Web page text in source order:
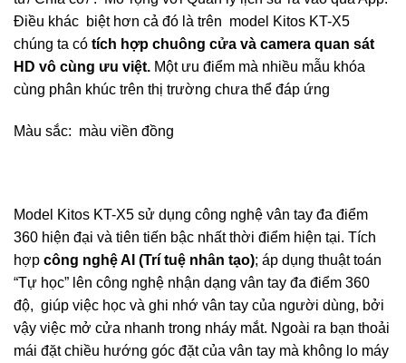
Điều khác biệt hơn cả đó là trên model Kitos KT-X5
chúng ta có tích hợp chuông cửa và camera quan sát
HD vô cùng ưu việt. Một ưu điểm mà nhiều mẫu khóa
cùng phân khúc trên thị trường chưa thể đáp ứng
Màu sắc: màu viền đồng
Model Kitos KT-X5 sử dụng công nghệ vân tay đa điểm
360 hiện đại và tiên tiến bậc nhất thời điểm hiện tại. Tích
hợp công nghệ AI (Trí tuệ nhân tạo); áp dụng thuật toán
“Tự học” lên công nghệ nhận dạng vân tay đa điểm 360
độ, giúp việc học và ghi nhớ vân tay của người dùng, bởi
vậy việc mở cửa nhanh trong nháy mắt. Ngoài ra bạn thoải
mái đặt chiều hướng góc đặt của vân tay mà không lo máy